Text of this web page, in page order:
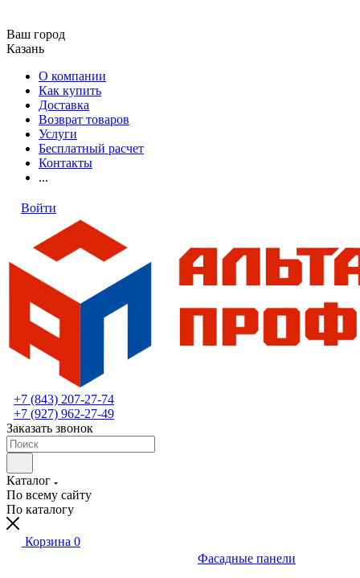
Ваш город
Казань
О компании
Как купить
Доставка
Возврат товаров
Услуги
Бесплатный расчет
Контакты
...
Войти
+7 (843) 207-27-74
+7 (927) 962-27-49
Заказать звонок
Каталог
По всему сайту
По каталогу
Корзина 0
Фасадные панели